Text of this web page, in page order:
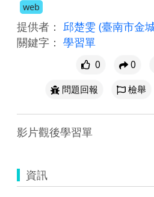
web
提供者： 邱楚雯 (臺南市金
關鍵字： 學習單
0 0
問題回報
檢舉
影片觀後學習單
資訊